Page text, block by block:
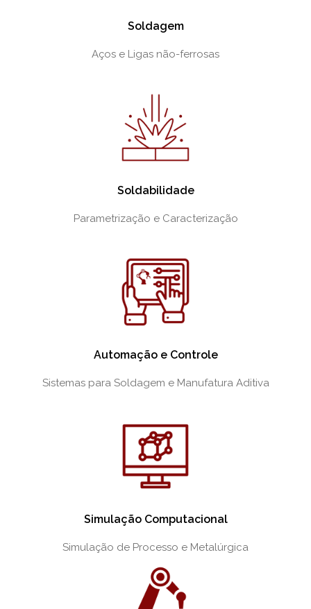
Soldagem
Aços e Ligas não-ferrosas
Soldabilidade
Parametrização e Caracterização
Automação e Controle
Sistemas para Soldagem e Manufatura Aditiva
Simulação Computacional
Simulação de Processo e Metalúrgica